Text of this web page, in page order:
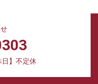
日】不定休